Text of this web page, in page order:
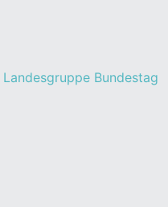
Landesgruppe Bundestag